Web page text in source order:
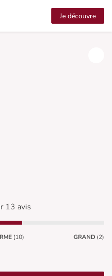
Je découvre
13 avis
(10) GRAND (2)